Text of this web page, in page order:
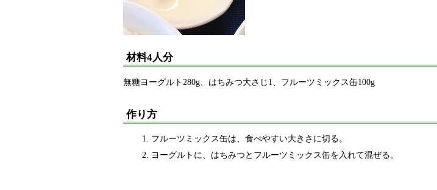
材料4人分
無糖ヨーグルト280g、はちみつ大さじ1、フルーツミックス缶100g
作り方
フルーツミックス缶は、食べやすい大きさに切る。
ヨーグルトに、はちみつとフルーツミックス缶を入れて混ぜる。